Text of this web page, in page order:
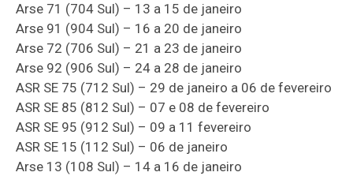
Arse 71 (704 Sul) – 13 a 15 de janeiro
Arse 91 (904 Sul) – 16 a 20 de janeiro
Arse 72 (706 Sul) – 21 a 23 de janeiro
Arse 92 (906 Sul) – 24 a 28 de janeiro
ASR SE 75 (712 Sul) – 29 de janeiro a 06 de fevereiro
ASR SE 85 (812 Sul) – 07 e 08 de fevereiro
ASR SE 95 (912 Sul) – 09 a 11 fevereiro
ASR SE 15 (112 Sul) – 06 de janeiro
Arse 13 (108 Sul) – 14 a 16 de janeiro